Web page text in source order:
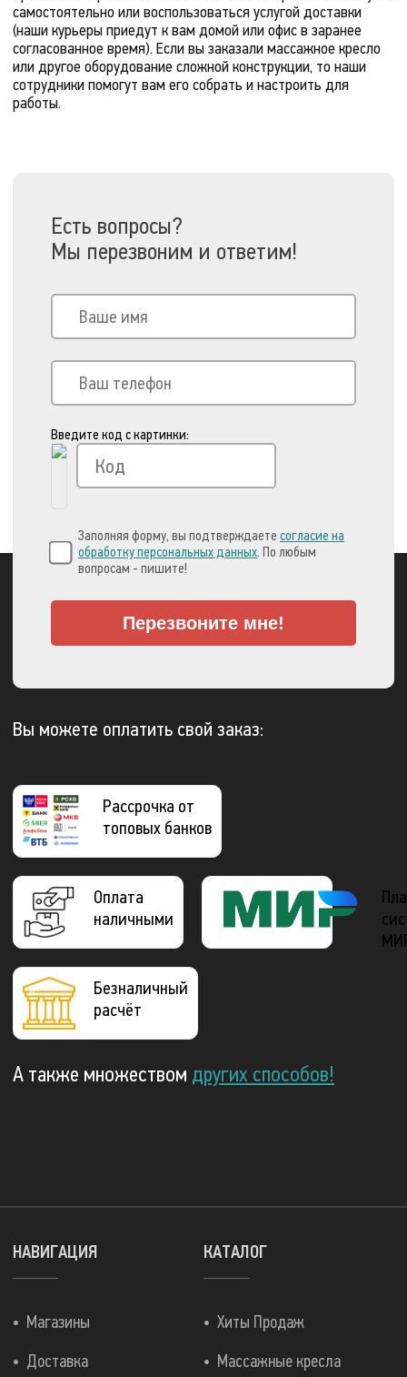
самостоятельно или воспользоваться услугой доставки
(наши курьеры приедут к вам домой или офис в заранее
согласованное время). Если вы заказали массажное кресло
или другое оборудование сложной конструкции, то наши
сотрудники помогут вам его собрать и настроить для
работы.
Есть вопросы?
Мы перезвоним и ответим!
Введите код с картинки:
Заполняя форму, вы подтверждаете согласие на
обработку персональных данных. По любым
вопросам - пишите!
Перезвоните мне!
Вы можете оплатить свой заказ:
Рассрочка от
топовых банков
Оплата
наличными
Безналичный
расчёт
А также множеством других способов!
КАТАЛОГ
Хиты Продаж
Массажные кресла
НАВИГАЦИЯ
Магазины
Доставка